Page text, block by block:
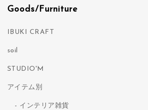
Goods/Furniture
IBUKI CRAFT
soil
STUDIO'M
アイテム別
インテリア雑貨